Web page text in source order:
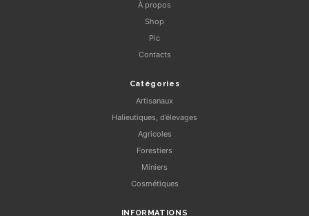
Menu
Accueil
Shop
Pic
Contacts
Catégories
Artisanaux
Halieutiques, d’élevages